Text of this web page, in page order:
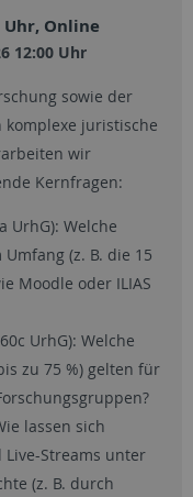
Uhr, Online
12:00 Uhr
sowie der
juristische
wir
Kernfragen:
UrhG): Welche
(z. B. die 15
Moodle oder ILIAS
UrhG): Welche
zu 75 %) gelten für
lassen sich
Streams unter
(z. B. durch